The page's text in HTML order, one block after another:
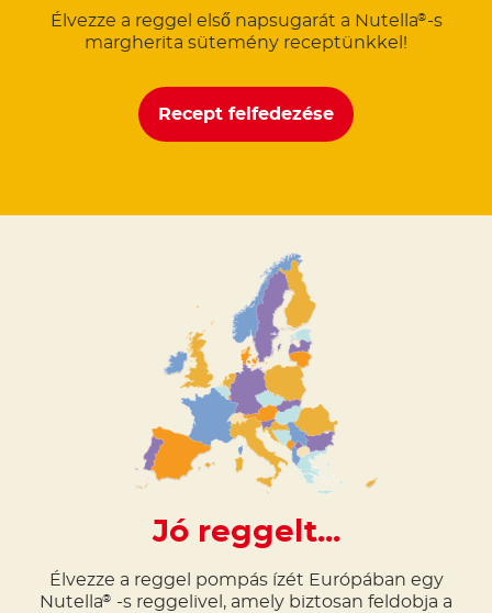
Élvezze a reggel első napsugarát a Nutella® -s
margherita sütemény receptünkkel!
Recept felfedezése
Jó reggelt...
Élvezze a reggel pompás ízét Európában egy
Nutella® -s reggelivel, amely biztosan feldobja a